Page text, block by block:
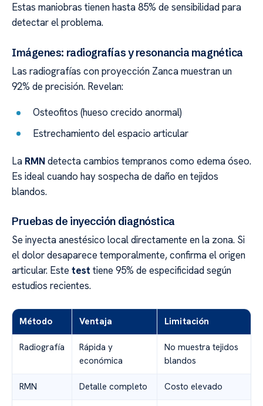
Estas maniobras tienen hasta 85% de sensibilidad para
detectar el problema.
Imágenes: radiografías y resonancia magnética
Las radiografías con proyección Zanca muestran un
92% de precisión. Revelan:
Osteofitos (hueso crecido anormal)
Estrechamiento del espacio articular
La RMN detecta cambios tempranos como edema óseo.
Es ideal cuando hay sospecha de daño en tejidos
blandos.
Pruebas de inyección diagnóstica
Se inyecta anestésico local directamente en la zona. Si
el dolor desaparece temporalmente, confirma el origen
articular. Este test tiene 95% de especificidad según
estudios recientes.
Método Ventaja Limitación
Radiografía
Rápida y
económica
No muestra tejidos
blandos
RMN Detalle completo Costo elevado